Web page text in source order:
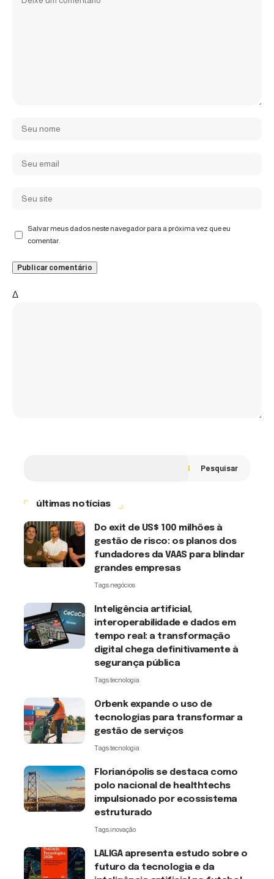
Salvar meus dados neste navegador para a próxima vez que eu
comentar.
Δ
Pesquisar
últimas notícias
Do exit de US$ 100 milhões à
gestão de risco: os planos dos
fundadores da VAAS para blindar
grandes empresas
Tags:negócios
Inteligência artificial,
interoperabilidade e dados em
tempo real: a transformação
digital chega definitivamente à
segurança pública
Tags:tecnologia
Orbenk expande o uso de
tecnologias para transformar a
gestão de serviços
Tags:tecnologia
Florianópolis se destaca como
polo nacional de healthtechs
impulsionado por ecossistema
estruturado
Tags:inovação
LALIGA apresenta estudo sobre o
futuro da tecnologia e da